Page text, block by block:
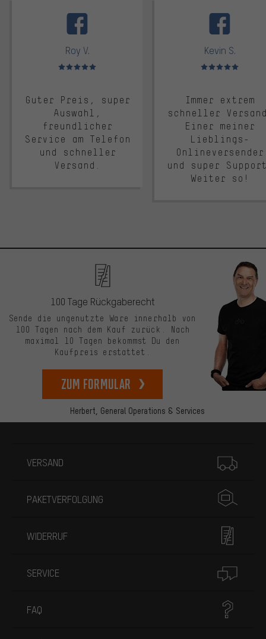
Roy V.
Bewertungen: 5 von 5
Guter Preis, super
Auswahl,
freundlicher
Service am Telefon
und schneller
Versand.
Kevin S.
Bewertungen: 5 von 5
Immer extrem
schneller
Einer meiner
Lieblings-
Onlineversender
und super
Weiter so!
Herbert, General Operations & Services
100 Tage Rückgaberecht
Sende die ungenutzte Ware innerhalb von
100 Tagen nach dem Kauf zurück. Nach
maximal 10 Tagen bekommst Du den
Kaufpreis erstattet.
zum Formular
VERSAND
PAKETVERFOLGUNG
WIDERRUF
SERVICE
FAQ